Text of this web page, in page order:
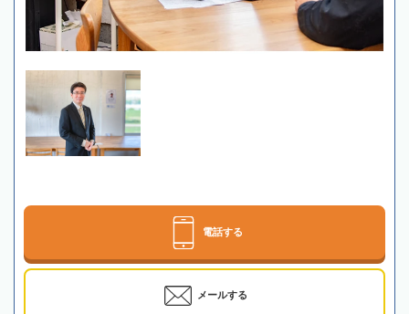
電話する
メールする